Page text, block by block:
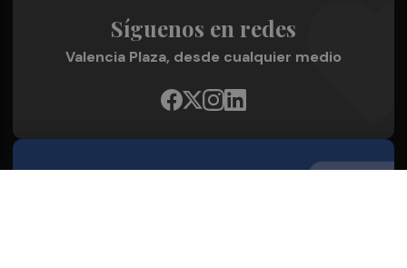
Síguenos en redes
Valencia Plaza, desde cualquier medio
Quienes Somos